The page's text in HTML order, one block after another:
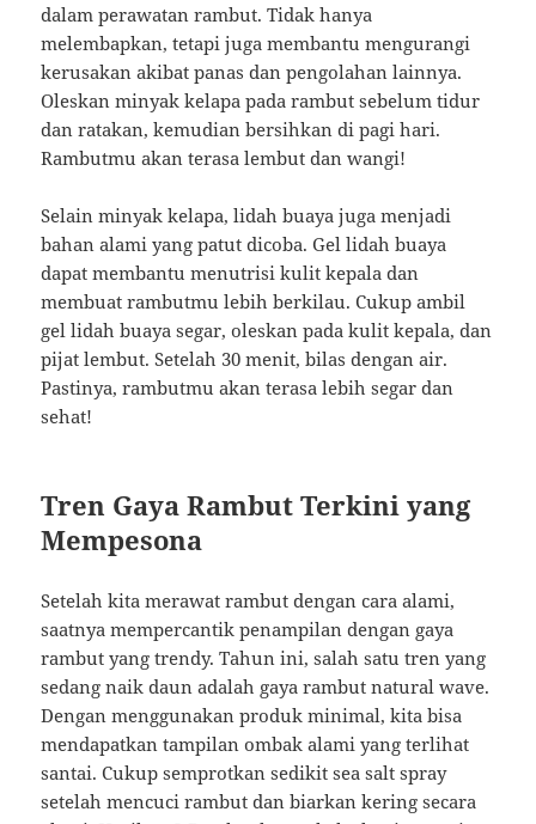
dalam perawatan rambut. Tidak hanya
melembapkan, tetapi juga membantu mengurangi
kerusakan akibat panas dan pengolahan lainnya.
Oleskan minyak kelapa pada rambut sebelum tidur
dan ratakan, kemudian bersihkan di pagi hari.
Rambutmu akan terasa lembut dan wangi!
Selain minyak kelapa, lidah buaya juga menjadi
bahan alami yang patut dicoba. Gel lidah buaya
dapat membantu menutrisi kulit kepala dan
membuat rambutmu lebih berkilau. Cukup ambil
gel lidah buaya segar, oleskan pada kulit kepala, dan
pijat lembut. Setelah 30 menit, bilas dengan air.
Pastinya, rambutmu akan terasa lebih segar dan
sehat!
Tren Gaya Rambut Terkini yang
Mempesona
Setelah kita merawat rambut dengan cara alami,
saatnya mempercantik penampilan dengan gaya
rambut yang trendy. Tahun ini, salah satu tren yang
sedang naik daun adalah gaya rambut natural wave.
Dengan menggunakan produk minimal, kita bisa
mendapatkan tampilan ombak alami yang terlihat
santai. Cukup semprotkan sedikit sea salt spray
setelah mencuci rambut dan biarkan kering secara